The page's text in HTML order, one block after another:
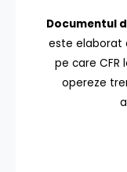
Documentul
este elaborat
pe care CFR
opereze